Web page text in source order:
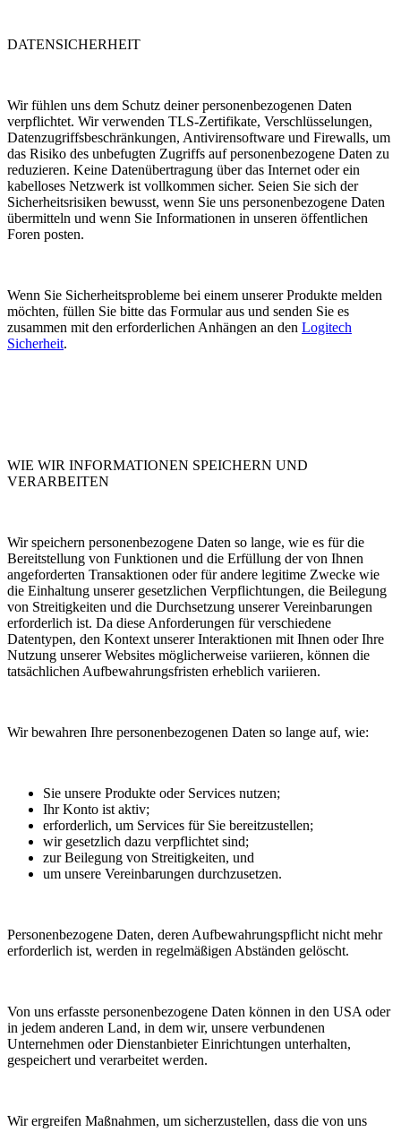
DATENSICHERHEIT
Wir fühlen uns dem Schutz deiner personenbezogenen Daten
verpflichtet. Wir verwenden TLS-Zertifikate, Verschlüsselungen,
Datenzugriffsbeschränkungen, Antivirensoftware und Firewalls, um
das Risiko des unbefugten Zugriffs auf personenbezogene Daten zu
reduzieren. Keine Datenübertragung über das Internet oder ein
kabelloses Netzwerk ist vollkommen sicher. Seien Sie sich der
Sicherheitsrisiken bewusst, wenn Sie uns personenbezogene Daten
übermitteln und wenn Sie Informationen in unseren öffentlichen
Foren posten.
Wenn Sie Sicherheitsprobleme bei einem unserer Produkte melden
möchten, füllen Sie bitte das Formular aus und senden Sie es
zusammen mit den erforderlichen Anhängen an den Logitech
Sicherheit.
WIE WIR INFORMATIONEN SPEICHERN UND
VERARBEITEN
Wir speichern personenbezogene Daten so lange, wie es für die
Bereitstellung von Funktionen und die Erfüllung der von Ihnen
angeforderten Transaktionen oder für andere legitime Zwecke wie
die Einhaltung unserer gesetzlichen Verpflichtungen, die Beilegung
von Streitigkeiten und die Durchsetzung unserer Vereinbarungen
erforderlich ist. Da diese Anforderungen für verschiedene
Datentypen, den Kontext unserer Interaktionen mit Ihnen oder Ihre
Nutzung unserer Websites möglicherweise variieren, können die
tatsächlichen Aufbewahrungsfristen erheblich variieren.
Wir bewahren Ihre personenbezogenen Daten so lange auf, wie:
Sie unsere Produkte oder Services nutzen;
Ihr Konto ist aktiv;
erforderlich, um Services für Sie bereitzustellen;
wir gesetzlich dazu verpflichtet sind;
zur Beilegung von Streitigkeiten, und
um unsere Vereinbarungen durchzusetzen.
Personenbezogene Daten, deren Aufbewahrungspflicht nicht mehr
erforderlich ist, werden in regelmäßigen Abständen gelöscht.
Von uns erfasste personenbezogene Daten können in den USA oder
in jedem anderen Land, in dem wir, unsere verbundenen
Unternehmen oder Dienstanbieter Einrichtungen unterhalten,
gespeichert und verarbeitet werden.
Wir ergreifen Maßnahmen, um sicherzustellen, dass die von uns